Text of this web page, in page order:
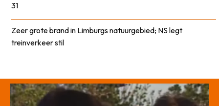
31
Zeer grote brand in Limburgs natuurgebied; NS legt
treinverkeer stil